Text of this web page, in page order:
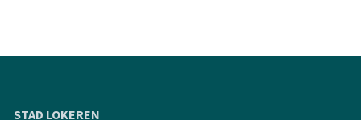
STAD LOKEREN